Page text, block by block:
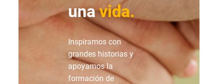
unavida.
Inspiramos con
grandes historias y
apoyamos la
formación de